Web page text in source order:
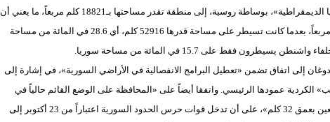
ودخلت قوات الحكومة السورية بموجب اتفاق مع «قوات سوريا الديمقراطية»، بوساطة روسية، إلى منطقة تقدر مساحتها بـ18821 كلم مربعاً، ما يعني أن
«قوات سوريا الديمقراطية» فقدت السيطرة على 23641 كلم مربعاً، بعدما كانت تسيطر على مساحة قدرها 52916 كلم، أي 28.6 في المائة من مساحة
فقط على 15.7 في المائة من مساحة سوريا.
إلى اتفاق تضمن «تعطيل البرامج الانفصالية في الأراضي السورية»، في إشارة إلى
عمودها الرئيسي. واتفقا أيضاً على «المحافظة على الوضع القائم حالياً في
عملية (نبع السلام) الذي يغطي المنطقة بين تل أبيض ورأس العين بعمق 32 كلم»، على أن تدخل قوات حرس الحدود السورية اعتباراً من 23 أكتوبر إلى